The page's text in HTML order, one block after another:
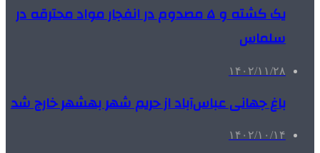
یک کشته و ۵ مصدوم در انفجار مواد محترقه در
سلماس
۱۴۰۲/۱۱/۲۸
باغ جهانی عباس‌آباد از حریم شهر بهشهر خارج شد
۱۴۰۲/۱۰/۱۴